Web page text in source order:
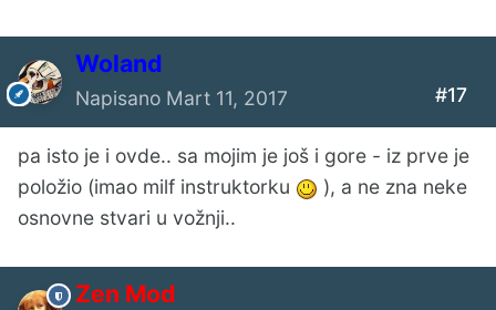
Woland
Napisano Mart 11, 2017 #17
pa isto je i ovde.. sa mojim je još i gore - iz prve je
položio (imao milf instruktorku
), a ne zna neke
osnovne stvari u vožnji..
Zen Mod